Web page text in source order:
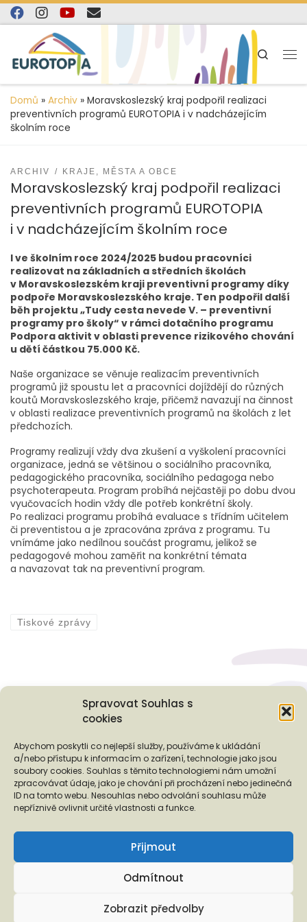
Spravovat Souhlas s
cookies
Abychom poskytli co nejlepší služby, používáme k ukládání
a/nebo přístupu k informacím o zařízení, technologie jako jsou
soubory cookies. Souhlas s těmito technologiemi nám umožní
zpracovávat údaje, jako je chování při procházení nebo jedinečná
ID na tomto webu. Nesouhlas nebo odvolání souhlasu může
nepříznivě ovlivnit určité vlastnosti a funkce.
Přijmout
Odmítnout
Zobrazit předvolby
content
Skip to content
Search
Domů » Archiv » Moravskoslezský kraj podpořil realizaci
preventivních programů EUROTOPIA i v nadcházejícím
školním roce
ARCHIV KRAJE, MĚSTA A OBCE
Moravskoslezský kraj podpořil realizaci
preventivních programů EUROTOPIA
i v nadcházejícím školním roce
I ve školním roce 2024/2025 budou pracovníci
realizovat na základních a středních školách
v Moravskoslezském kraji preventivní programy díky
podpoře Moravskoslezského kraje. Ten podpořil další
běh projektu „Tudy cesta nevede V. – preventivní
programy pro školy“ v rámci dotačního programu
Podpora aktivit v oblasti prevence rizikového chování
u dětí částkou 75.000 Kč.
Naše organizace se věnuje realizacím preventivních
programů již spoustu let a pracovníci dojíždějí do různých
koutů Moravskoslezského kraje, přičemž navazují na činnost
v oblasti realizace preventivních programů na školách z let
předchozích.
Programy realizují vždy dva zkušení a vyškolení pracovníci
organizace, jedná se většinou o sociálního pracovníka,
pedagogického pracovníka, sociálního pedagoga nebo
psychoterapeuta. Program probíhá nejčastěji po dobu dvou
vyučovacích hodin vždy dle potřeb konkrétní školy.
Po realizaci programu probíhá evaluace s třídním učitelem
či preventistou a je zpracována zpráva z programu. Tu
vnímáme jako nedílnou součást programu, jelikož se
pedagogové mohou zaměřit na konkrétní témata
a navazovat tak na preventivní program.
Tiskové zprávy
Podporují nás...
❬ ❭